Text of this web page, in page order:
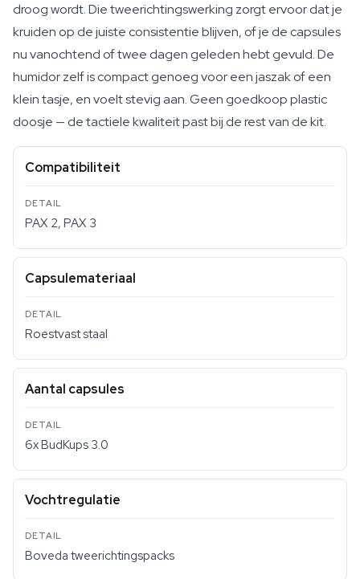
droog wordt. Die tweerichtingswerking zorgt ervoor dat je
kruiden op de juiste consistentie blijven, of je de capsules
nu vanochtend of twee dagen geleden hebt gevuld. De
humidor zelf is compact genoeg voor een jaszak of een
klein tasje, en voelt stevig aan. Geen goedkoop plastic
doosje — de tactiele kwaliteit past bij de rest van de kit.
Compatibiliteit
PAX 2, PAX 3
Capsulemateriaal
Roestvast staal
Aantal capsules
6x BudKups 3.0
Vochtregulatie
Boveda tweerichtingspacks